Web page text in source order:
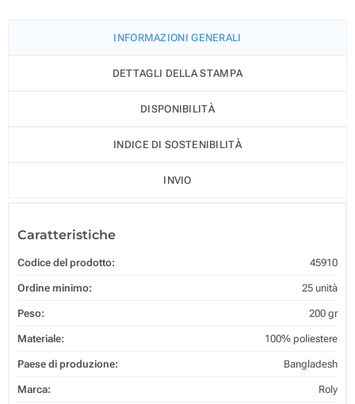
INFORMAZIONI GENERALI
DETTAGLI DELLA STAMPA
DISPONIBILITÀ
INDICE DI SOSTENIBILITÀ
INVIO
Caratteristiche
Codice del prodotto: 45910
Ordine minimo: 25 unità
Peso: 200 gr
Materiale: 100% poliestere
Paese di produzione: Bangladesh
Marca: Roly